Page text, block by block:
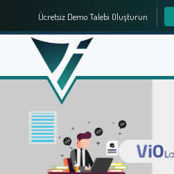
Ücretsiz Demo Talebi Oluşturun